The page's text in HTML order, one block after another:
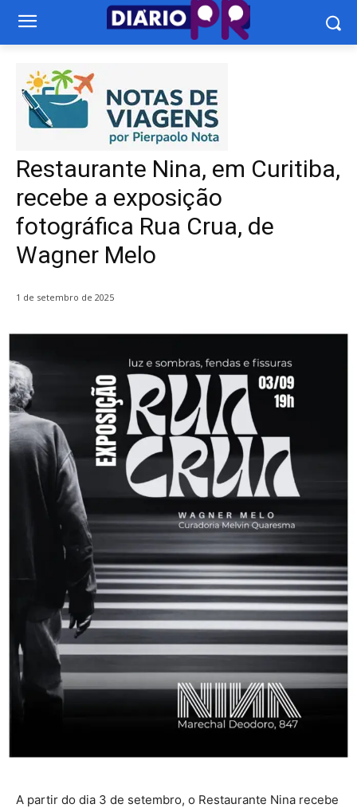
Restaurante Nina, em Curitiba,
recebe a exposição
fotográfica Rua Crua, de
Wagner Melo
1 de setembro de 2025
A partir do dia 3 de setembro, o Restaurante Nina recebe